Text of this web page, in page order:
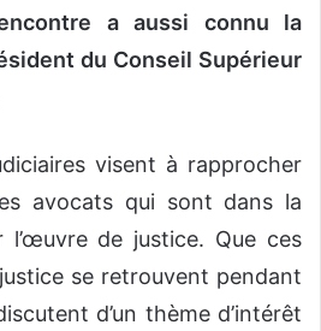
a aussi connu la
du Conseil Supérieur
visent à rapprocher
avocats qui sont dans la
l’œuvre de justice. Que ces
se retrouvent pendant
d’un thème d’intérêt